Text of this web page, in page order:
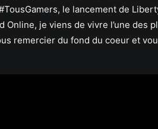
le lancement de
Online, je viens de vivre l’une des
remercier du fond du coeur et